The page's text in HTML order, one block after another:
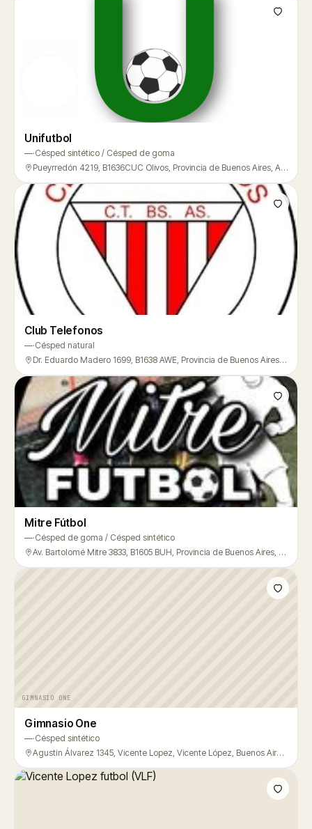
Unifutbol
—·Césped sintético / Césped de goma
Pueyrredón 4219, B1636CUC Olivos, Provincia de Buenos Aires, Argentina, Vicente López
Club Telefonos
—·Césped natural
Dr. Eduardo Madero 1699, B1638 AWE, Provincia de Buenos Aires, Argentina, Vicente López
Mitre Fútbol
—·Césped de goma / Césped sintético
Av. Bartolomé Mitre 3833, B1605 BUH, Provincia de Buenos Aires, Argentina, Vicente López
GIMNASIO ONE
Gimnasio One
—·Césped sintético
Agustín Álvarez 1345, Vicente Lopez, Vicente López, Buenos Aires, Vicente López